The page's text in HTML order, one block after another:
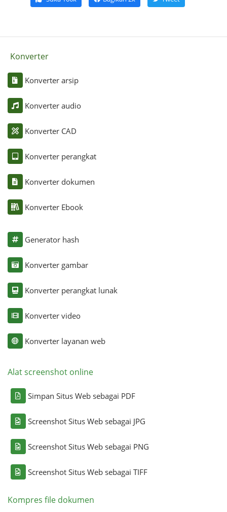
Konverter
Konverter arsip
Konverter audio
Konverter CAD
Konverter perangkat
Konverter dokumen
Konverter Ebook
Generator hash
Konverter gambar
Konverter perangkat lunak
Konverter video
Konverter layanan web
Alat screenshot online
Simpan Situs Web sebagai PDF
Screenshot Situs Web sebagai JPG
Screenshot Situs Web sebagai PNG
Screenshot Situs Web sebagai TIFF
Kompres file dokumen